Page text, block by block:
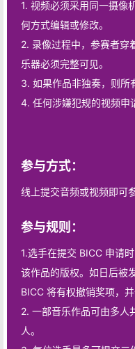
1. 视频必须采用同一摄像
何方式编辑或修改。
2. 录像过程中，参赛者穿
乐器必须完整可见。
3. 如果作品非独奏，则所
4. 任何涉嫌犯规的视频申
参与方式：
线上提交音频或视频即可
参与规则：
1.选手在提交 BICC 申请
该作品的版权。如日后被
BICC 将有权撤销奖项，并
2. 一部音乐作品可由多人
人。